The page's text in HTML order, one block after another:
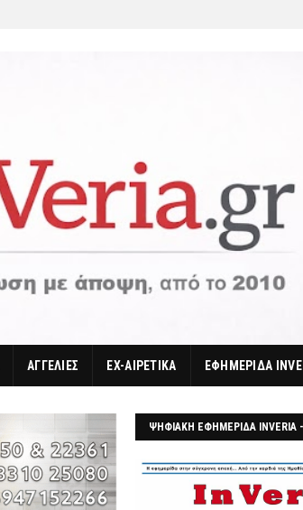
ΑΓΓΕΛΙΕΣ EX-ΑΙΡΕΤΙΚΑ ΕΦΗΜΕΡΙΔΑ
ΨΗΦΙΑΚΗ ΕΦΗΜΕΡΙΔΑ INVERIA